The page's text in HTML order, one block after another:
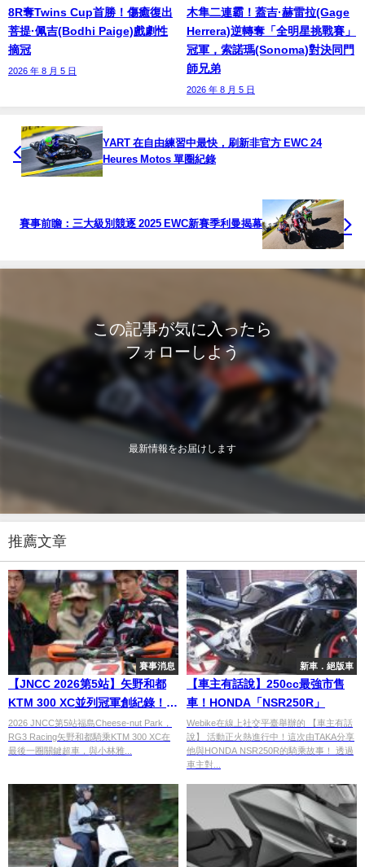
8R奪Twins Cup首勝！傷癒復出
菩提·佩吉(Bodhi Paige)戲劇性
摘冠
2026 年 8 月 5 日
木隼二連霸！蓋吉·赫雷拉(Gage
Herrera)逆轉奪「全明星挑戰賽」
冠軍，索諾瑪(Sonoma)對決同門
師兄弟
2026 年 8 月 5 日
YART 在自由練習中最快，刷新非官方 EWC 24
Heures Motos 單圈紀錄
賽事前瞻：三大級別競逐 2025 EWC新賽季利曼揭幕
この記事が気に入ったら
フォローしよう
最新情報をお届けします
推薦文章
賽事消息
【JNCC 2026第5站】矢野和都
KTM 300 XC並列冠軍創紀錄！成
田亮KTM 250 XC-W奪第四名，
Cheese-nut Park惡劣天氣賽報
2026 JNCC第5站福島Cheese-nut Park，
RG3 Racing矢野和都騎乘KTM 300 XC在
最後一圈關鍵超車，與小林雅...
新車．絕版車
【車主有話說】250cc最強市售
車！HONDA「NSR250R」
Webike在線上社交平臺舉辦的 【車主有話
說】 活動正火熱進行中！這次由TAKA分享
他與HONDA NSR250R的騎乘故事！ 透過
車主對...